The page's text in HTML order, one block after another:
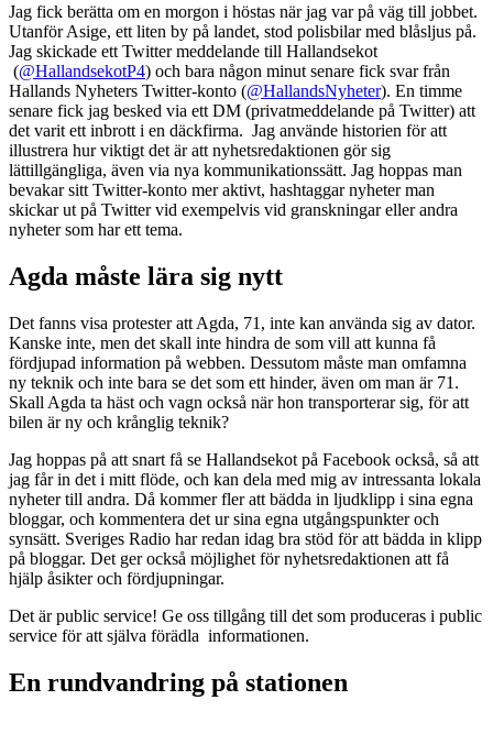
Jag fick berätta om en morgon i höstas när jag var på väg till jobbet.
Utanför Asige, ett liten by på landet, stod polisbilar med blåsljus på.
Jag skickade ett Twitter meddelande till Hallandsekot
(@HallandsekotP4) och bara någon minut senare fick svar från
Hallands Nyheters Twitter-konto (@HallandsNyheter). En timme
senare fick jag besked via ett DM (privatmeddelande på Twitter) att
det varit ett inbrott i en däckfirma. Jag använde historien för att
illustrera hur viktigt det är att nyhetsredaktionen gör sig
lättillgängliga, även via nya kommunikationssätt. Jag hoppas man
bevakar sitt Twitter-konto mer aktivt, hashtaggar nyheter man
skickar ut på Twitter vid exempelvis vid granskningar eller andra
nyheter som har ett tema.
Agda måste lära sig nytt
Det fanns visa protester att Agda, 71, inte kan använda sig av dator.
Kanske inte, men det skall inte hindra de som vill att kunna få
fördjupad information på webben. Dessutom måste man omfamna
ny teknik och inte bara se det som ett hinder, även om man är 71.
Skall Agda ta häst och vagn också när hon transporterar sig, för att
bilen är ny och krånglig teknik?
Jag hoppas på att snart få se Hallandsekot på Facebook också, så att
jag får in det i mitt flöde, och kan dela med mig av intressanta lokala
nyheter till andra. Då kommer fler att bädda in ljudklipp i sina egna
bloggar, och kommentera det ur sina egna utgångspunkter och
synsätt. Sveriges Radio har redan idag bra stöd för att bädda in klipp
på bloggar. Det ger också möjlighet för nyhetsredaktionen att få
hjälp åsikter och fördjupningar.
Det är public service! Ge oss tillgång till det som produceras i public
service för att själva förädla informationen.
En rundvandring på stationen